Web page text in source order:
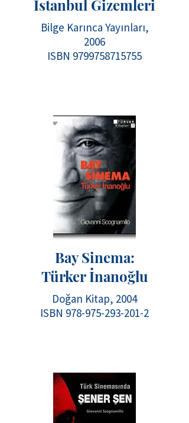
İstanbul Gizemleri
Bilge Karınca Yayınları,
2006
ISBN 9799758715755
Bay Sinema:
Türker İnanoğlu
Doğan Kitap, 2004
ISBN 978-975-293-201-2